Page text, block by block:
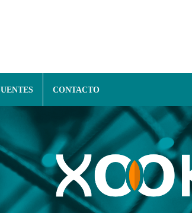
CONTACTO